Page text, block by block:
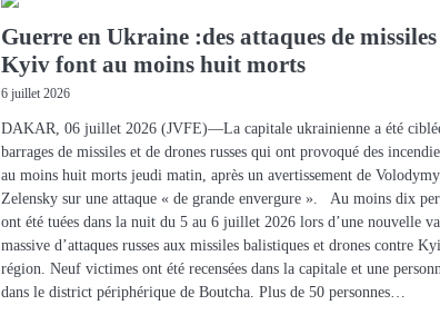
Guerre en Ukraine :des attaques de
Kyiv font au moins huit morts
6 juillet 2026
DAKAR, 06 juillet 2026 (JVFE)—La capitale ukrainienne a été
barrages de missiles et de drones russes qui ont provoqué des
au moins huit morts jeudi matin, après un avertissement de
Zelensky sur une attaque « de grande envergure ». Au moins dix
ont été tuées dans la nuit du 5 au 6 juillet 2026 lors d’une nouvelle
massive d’attaques russes aux missiles balistiques et drones contre
région. Neuf victimes ont été recensées dans la capitale et une
dans le district périphérique de Boutcha. Plus de 50 personnes…